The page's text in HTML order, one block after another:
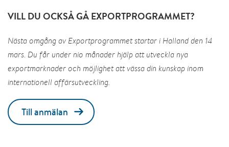
VILL DU OCKSÅ GÅ EXPORTPROGRAMMET?
Nästa omgång av Exportprogrammet startar i Halland den 14
mars. Du får under nio månader hjälp att utveckla nya
exportmarknader och möjlighet att vässa din kunskap inom
internationell affärsutveckling.
Till anmälan